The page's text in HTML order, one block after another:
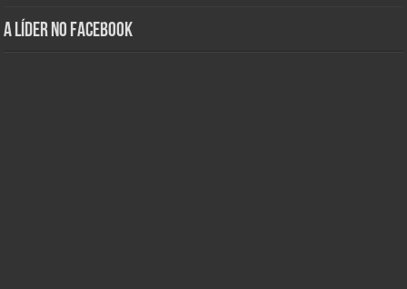
A Líder no Facebook